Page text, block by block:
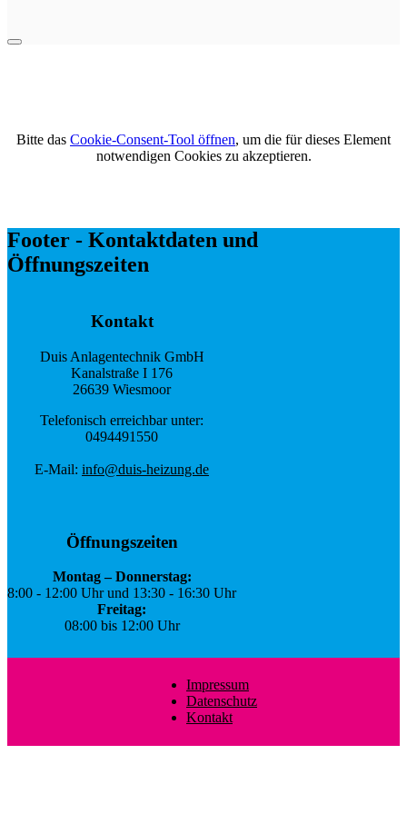
Bitte das Cookie-Consent-Tool öffnen, um die für dieses Element
notwendigen Cookies zu akzeptieren.
Footer - Kontaktdaten und
Öffnungszeiten
Kontakt
Duis Anlagentechnik GmbH
Kanalstraße I 176
26639 Wiesmoor
Telefonisch erreichbar unter:
0494491550
E-Mail: info@duis-heizung.de
Öffnungszeiten
Montag – Donnerstag:
8:00 - 12:00 Uhr und 13:30 - 16:30 Uhr
Freitag:
08:00 bis 12:00 Uhr
Impressum
Datenschutz
Kontakt